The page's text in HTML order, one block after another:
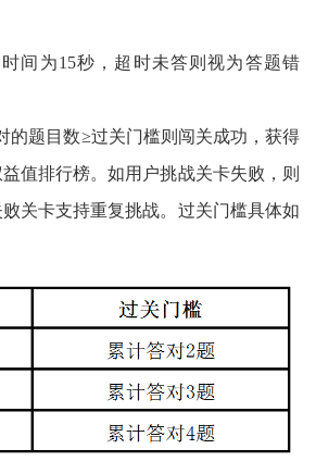
间为15秒，超时未答则视为答题错
的题目数≥过关门槛则闯关成功，获得
值排行榜。如用户挑战关卡失败，则
关卡支持重复挑战。过关门槛具体如